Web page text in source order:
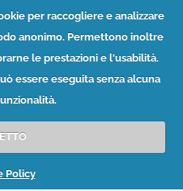
per raccogliere e analizzare
anonimo. Permettono inoltre
le prestazioni e l'usabilità.
essere eseguita senza alcuna
Policy